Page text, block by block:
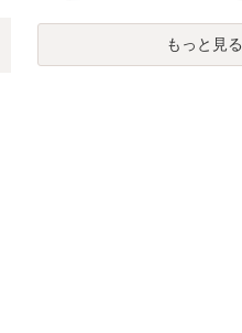
もっと見る